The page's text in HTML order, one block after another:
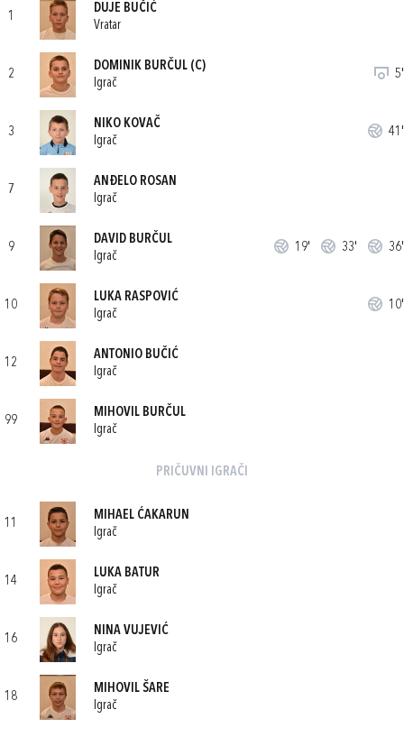
1
DUJE BUČIĆ
Vratar
2
DOMINIK BURČUL (C)
Igrač
5'
3
NIKO KOVAČ
Igrač
41'
7
ANĐELO ROSAN
Igrač
9
DAVID BURČUL
Igrač
19' 33' 36'
10
LUKA RASPOVIĆ
Igrač
10'
12
ANTONIO BUČIĆ
Igrač
99
MIHOVIL BURČUL
Igrač
PRIČUVNI IGRAČI
11
MIHAEL ĆAKARUN
Igrač
14
LUKA BATUR
Igrač
16
NINA VUJEVIĆ
Igrač
18
MIHOVIL ŠARE
Igrač